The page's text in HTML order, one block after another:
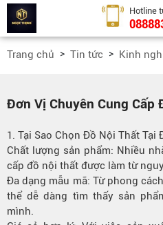
Hotline
Trang chủ Tin tức Kinh
Đơn Vị Chuyên Cung Cấp
1. Tại Sao Chọn Đồ Nội Thất Tại
Chất lượng sản phẩm: Nhiều
cấp đồ nội thất được làm từ
Đa dạng mẫu mã: Từ phong
thể dễ dàng tìm thấy sản
mình.